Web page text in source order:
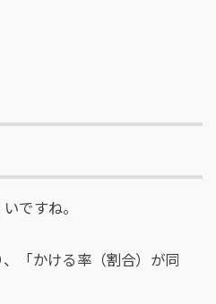
ですね。
、「かける率（割合）が同